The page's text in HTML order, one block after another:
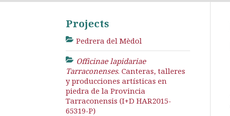
Projects
Pedrera del Mèdol
Officinae lapidariae
Tarraconenses. Canteras, talleres
y producciones artísticas en
piedra de la Provincia
Tarraconensis (I+D HAR2015-
65319-P)